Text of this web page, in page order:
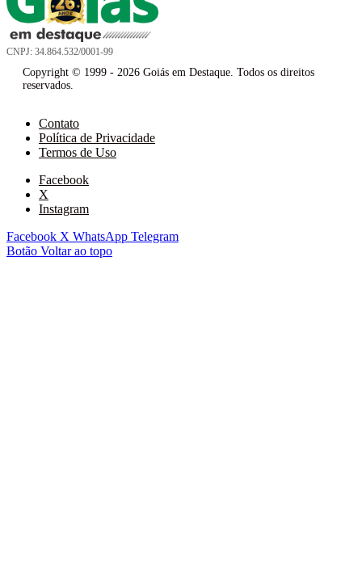
CNPJ: 34.864.532/0001-99
Copyright © 1999 - 2026 Goiás em Destaque. Todos os direitos
reservados.
Contato
Política de Privacidade
Termos de Uso
Facebook
X
Instagram
Facebook X WhatsApp Telegram
Botão Voltar ao topo